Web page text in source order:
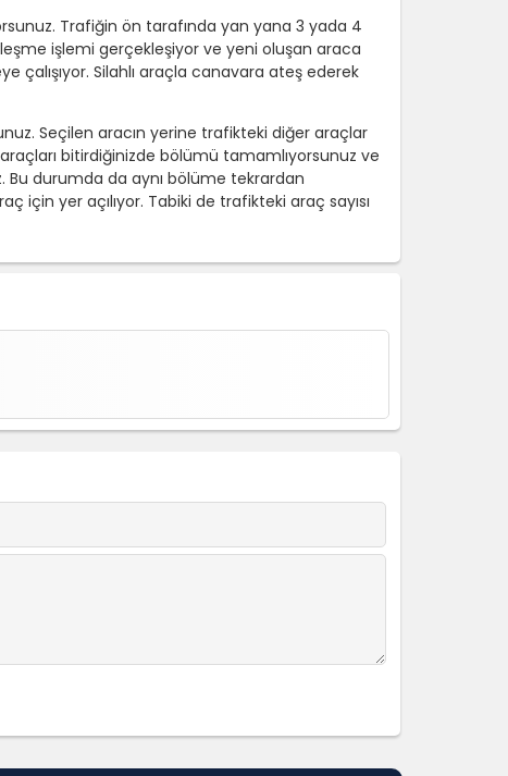
Trafiğin ön tarafında yan yana 3 yada 4
işlemi gerçekleşiyor ve yeni oluşan araca
Silahlı araçla canavara ateş ederek
Seçilen aracın yerine trafikteki diğer araçlar
bitirdiğinizde bölümü tamamlıyorsunuz ve
Bu durumda da aynı bölüme tekrardan
yer açılıyor. Tabiki de trafikteki araç sayısı